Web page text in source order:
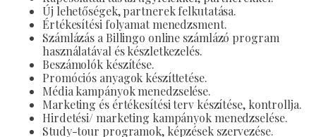
Új lehetőségek, partnerek felkutatása.
Értékesítési folyamat menedzsment.
Számlázás a Billingo online számlázó program
használatával és készletkezelés.
Beszámolók készítése.
Promóciós anyagok készíttetése.
Média kampányok menedzselése.
Marketing és értékesítési terv készítése, kontrollja.
Hirdetési/ marketing kampányok menedzselése.
Study-tour programok, képzések szervezése.